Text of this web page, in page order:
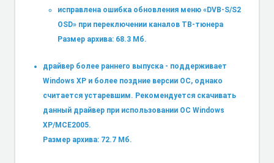
исправлена ошибка обновления меню «DVB-S/S2
OSD» при переключении каналов ТВ-тюнера
Размер архива: 68.3 Мб.
драйвер более раннего выпуска - поддерживает
Windows XP и более поздние версии ОС, однако
считается устаревшим. Рекомендуется скачивать
данный драйвер при использовании ОС Windows
XP/MCE2005.
Размер архива: 72.7 Мб.